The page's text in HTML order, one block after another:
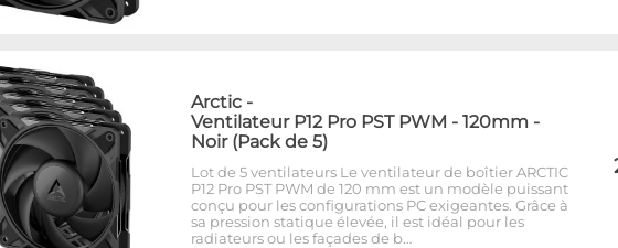
Arctic -
Ventilateur P12 Pro PST PWM - 120mm -
Noir (Pack de 5)
Lot de 5 ventilateurs Le ventilateur de boîtier ARCTIC
P12 Pro PST PWM de 120 mm est un modèle puissant
conçu pour les configurations PC exigeantes. Grâce à
sa pression statique élevée, il est idéal pour les
radiateurs ou les façades de b…